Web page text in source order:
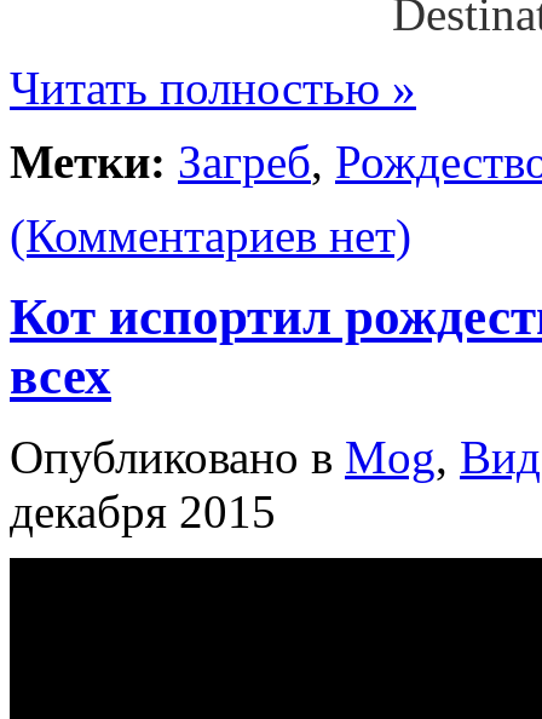
Читать полностью »
Метки: Загреб,
(Комментариев нет)
Кот испортил
всех
Опубликовано в Mog,
декабря 2015